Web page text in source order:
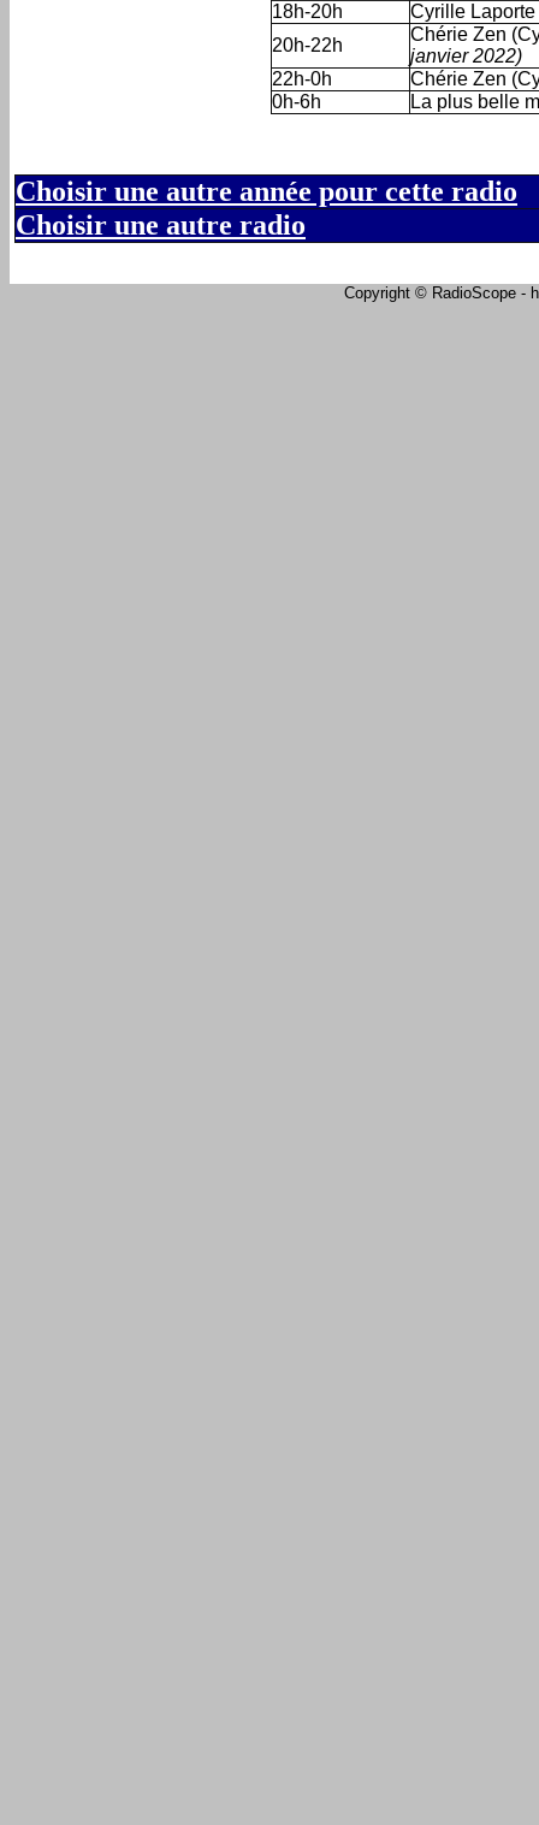
18h-20h
Cyrille Laporte
20h-22h
Chérie Zen
janvier 2022)
22h-0h
Chérie Zen
0h-6h
La plus belle
Choisir une autre année pour cette radio
Choisir une autre radio
Copyright © RadioScope -